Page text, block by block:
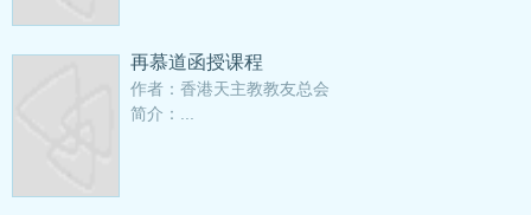
再慕道函授课程
作者：香港天主教教友总会
简介：...